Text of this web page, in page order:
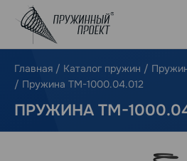
Главная / Каталог пружин /
/ Пружина ТМ-1000.04.012
ПРУЖИНА ТМ-